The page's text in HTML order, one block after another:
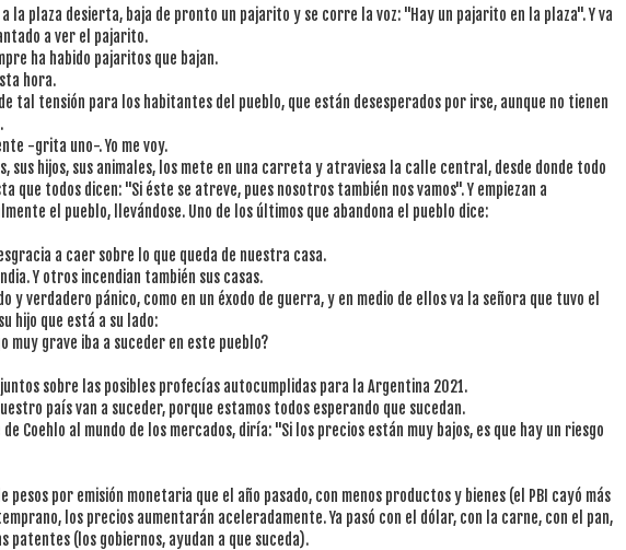
la plaza desierta, baja de pronto un pajarito y se corre la voz: "Hay un pajarito en la plaza". Y va
a ver el pajarito.
ha habido pajaritos que bajan.
hora.
tal tensión para los habitantes del pueblo, que están desesperados por irse, aunque no tienen
-grita uno-. Yo me voy.
sus hijos, sus animales, los mete en una carreta y atraviesa la calle central, desde donde todo
que todos dicen: "Si éste se atreve, pues nosotros también nos vamos". Y empiezan a
el pueblo, llevándose. Uno de los últimos que abandona el pueblo dice:
a caer sobre lo que queda de nuestra casa.
Y otros incendian también sus casas.
y verdadero pánico, como en un éxodo de guerra, y en medio de ellos va la señora que tuvo el
hijo que está a su lado:
muy grave iba a suceder en este pueblo?
sobre las posibles profecías autocumplidas para la Argentina 2021.
país van a suceder, porque estamos todos esperando que sucedan.
Coehlo al mundo de los mercados, diría: "Si los precios están muy bajos, es que hay un riesgo
pesos por emisión monetaria que el año pasado, con menos productos y bienes (el PBI cayó más
los precios aumentarán aceleradamente. Ya pasó con el dólar, con la carne, con el pan,
patentes (los gobiernos, ayudan a que suceda).